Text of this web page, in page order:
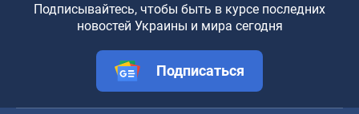
Подписывайтесь, чтобы быть в курсе последних
новостей Украины и мира сегодня
Подписаться